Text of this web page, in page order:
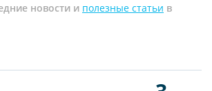
новости и полезные статьи в